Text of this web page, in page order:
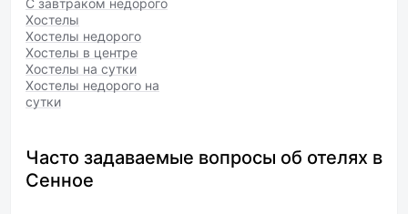
С завтраком недорого
Хостелы
Хостелы недорого
Хостелы в центре
Хостелы на сутки
Хостелы недорого на
сутки
Часто задаваемые вопросы об отелях в
Сенное